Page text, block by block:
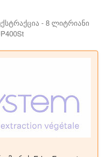
- 8 ლიტრიანი